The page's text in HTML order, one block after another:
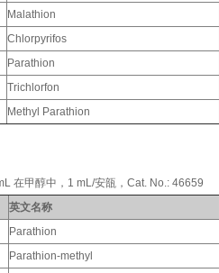
Malathion
Chlorpyrifos
Parathion
Trichlorfon
Methyl Parathion
甲醇中，1 mL/安瓿，Cat. No.: 46659
英文名称
Parathion
Parathion-methyl